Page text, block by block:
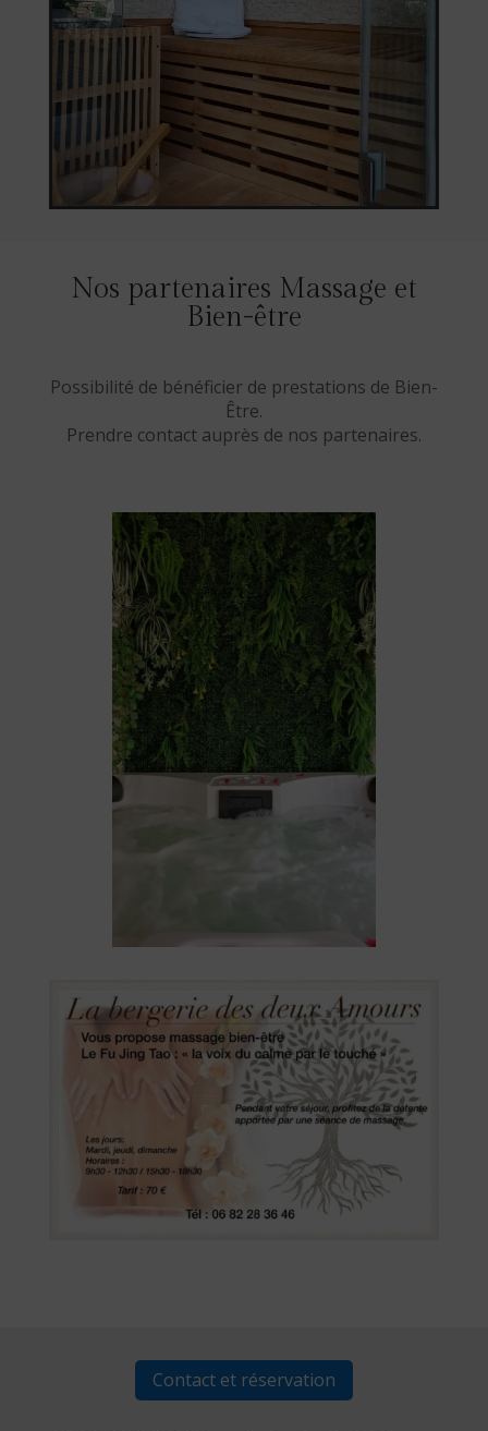
Nos partenaires Massage et
Bien-être
Possibilité de bénéficier de prestations de Bien-
Être.
Prendre contact auprès de nos partenaires.
Contact et réservation